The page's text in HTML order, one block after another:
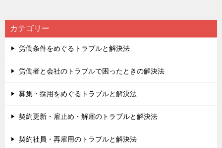
カテゴリー
労働条件をめぐるトラブルと解決法
労働者と会社のトラブルで困ったときの解決法
募集・採用をめぐるトラブルと解決法
契約更新・雇止め・解雇のトラブルと解決法
契約社員・再雇用のトラブルと解決法